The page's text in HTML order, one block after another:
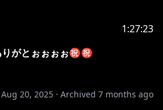
1:27:23
がとぉぉぉぉ㊗㊗
Aug 20, 2025 · Archived 7 months ago